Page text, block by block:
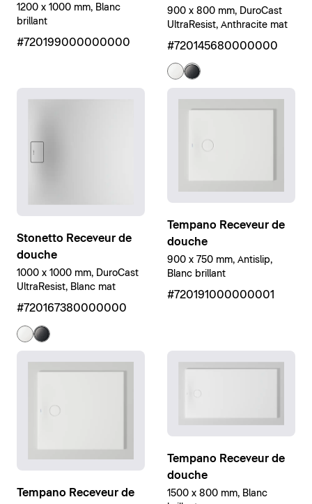
1200 x 1000 mm, Blanc
brillant
#720199000000000
900 x 800 mm, DuroCast
UltraResist, Anthracite mat
#720145680000000
Stonetto Receveur de
douche
1000 x 1000 mm, DuroCast
UltraResist, Blanc mat
#720167380000000
Tempano Receveur de
douche
900 x 750 mm, Antislip,
Blanc brillant
#720191000000001
Tempano Receveur de
Tempano Receveur de
douche
1500 x 800 mm, Blanc